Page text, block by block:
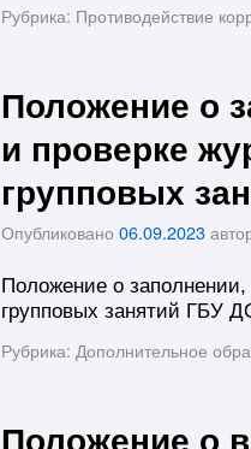
Рубрика: Противодействие
Положение о
и проверке
групповых
Опубликовано 06.09.2023
Положение о
групповых занятий ГБУ
Рубрика: Дополнительное
Положение о